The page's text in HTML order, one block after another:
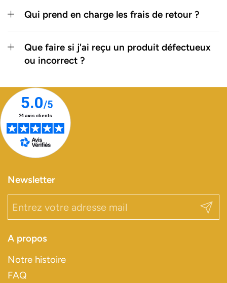
Qui prend en charge les frais de retour ?
Que faire si j'ai reçu un produit défectueux
ou incorrect ?
Newsletter
A propos
Notre histoire
FAQ